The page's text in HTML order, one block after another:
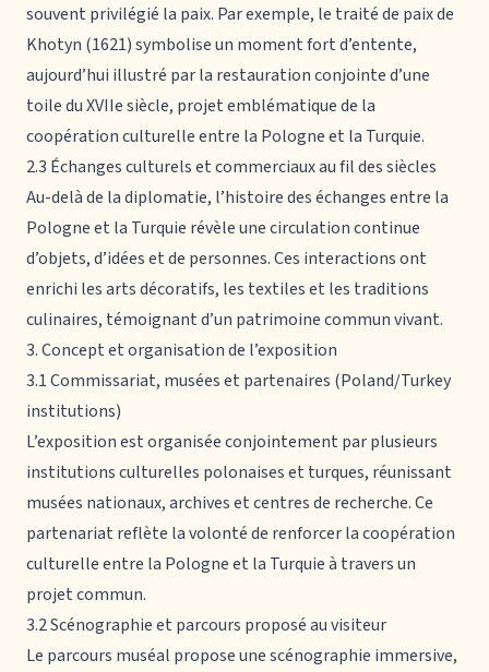
souvent privilégié la paix. Par exemple, le traité de paix de
Khotyn (1621) symbolise un moment fort d’entente,
aujourd’hui illustré par la restauration conjointe d’une
toile du XVIIe siècle, projet emblématique de la
coopération culturelle entre la Pologne et la Turquie.
2.3 Échanges culturels et commerciaux au fil des siècles
Au-delà de la diplomatie, l’histoire des échanges entre la
Pologne et la Turquie révèle une circulation continue
d’objets, d’idées et de personnes. Ces interactions ont
enrichi les arts décoratifs, les textiles et les traditions
culinaires, témoignant d’un patrimoine commun vivant.
3. Concept et organisation de l’exposition
3.1 Commissariat, musées et partenaires (Poland/Turkey
institutions)
L’exposition est organisée conjointement par plusieurs
institutions culturelles polonaises et turques, réunissant
musées nationaux, archives et centres de recherche. Ce
partenariat reflète la volonté de renforcer la coopération
culturelle entre la Pologne et la Turquie à travers un
projet commun.
3.2 Scénographie et parcours proposé au visiteur
Le parcours muséal propose une scénographie immersive,